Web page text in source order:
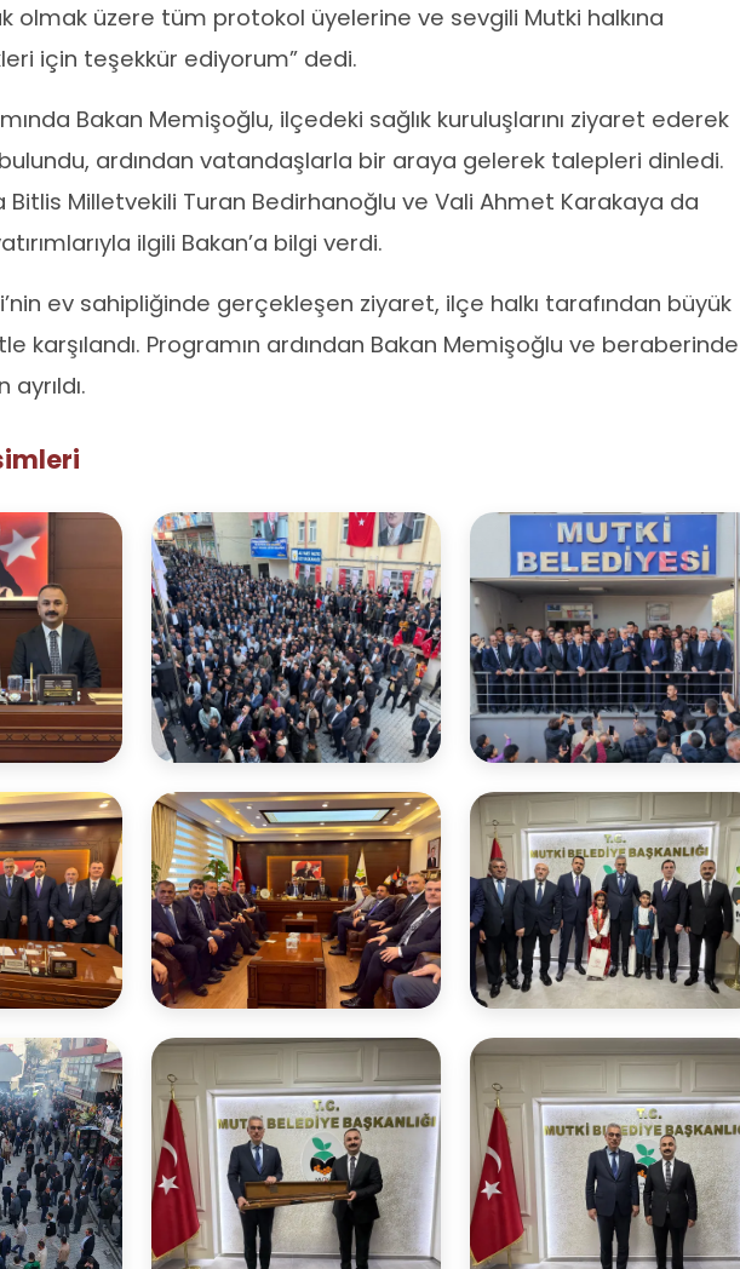
olmak üzere tüm protokol üyelerine ve sevgili Mutki halkına
için teşekkür ediyorum” dedi.
Bakan Memişoğlu, ilçedeki sağlık kuruluşlarını ziyaret ederek
ardından vatandaşlarla bir araya gelerek talepleri dinledi.
Bitlis Milletvekili Turan Bedirhanoğlu ve Vali Ahmet Karakaya da
ilgili Bakan’a bilgi verdi.
ev sahipliğinde gerçekleşen ziyaret, ilçe halkı tarafından büyük
karşılandı. Programın ardından Bakan Memişoğlu ve